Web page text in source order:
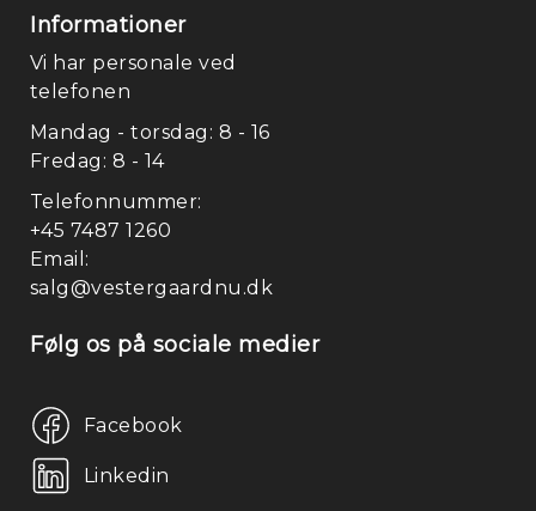
Informationer
Vi har personale ved
telefonen
Mandag - torsdag: 8 - 16
Fredag: 8 - 14
Telefonnummer:
+45 7487 1260
Email:
salg@vestergaardnu.dk
Følg os på sociale medier
Facebook
Linkedin